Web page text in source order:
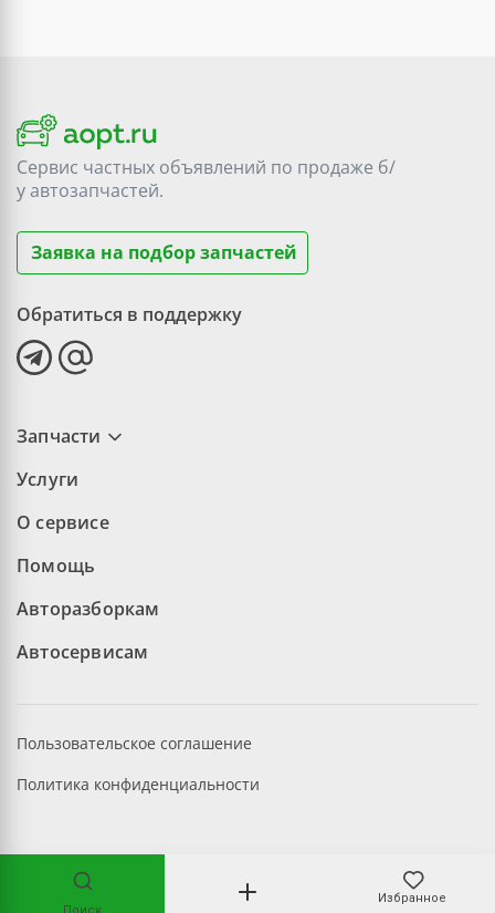
Избранное
Сервис частных объявлений по продаже б/
уавтозапчастей.
Заявка на подбор запчастей
Обратиться в поддержку
Запчасти
Услуги
О сервисе
Помощь
Авторазборкам
Автосервисам
©2026 aopt.ru — Все права защищены
Пользовательское соглашение
Политика конфиденциальности